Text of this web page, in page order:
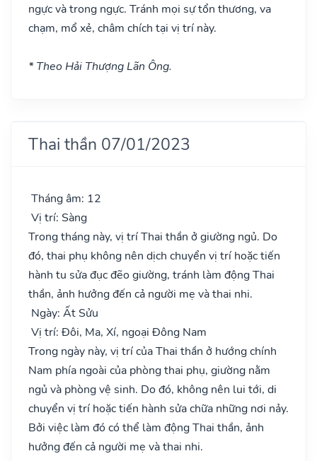
ngực và trong ngực. Tránh mọi sự tổn thương, va
chạm, mổ xẻ, châm chích tại vị trí này.
* Theo Hải Thượng Lãn Ông.
Thai thần 07/01/2023
Tháng âm: 12
Vị trí: Sàng
Trong tháng này, vị trí Thai thần ở giường ngủ. Do
đó, thai phụ không nên dịch chuyển vị trí hoặc tiến
hành tu sửa đục đẽo giường, tránh làm động Thai
thần, ảnh hưởng đến cả người mẹ và thai nhi.
Ngày: Ất Sửu
Vị trí: Đôi, Ma, Xí, ngoại Đông Nam
Trong ngày này, vị trí của Thai thần ở hướng chính
Nam phía ngoài của phòng thai phụ, giường nằm
ngủ và phòng vệ sinh. Do đó, không nên lui tới, di
chuyển vị trí hoặc tiến hành sửa chữa những nơi nảy.
Bởi việc làm đó có thể làm động Thai thần, ảnh
hưởng đến cả người mẹ và thai nhi.